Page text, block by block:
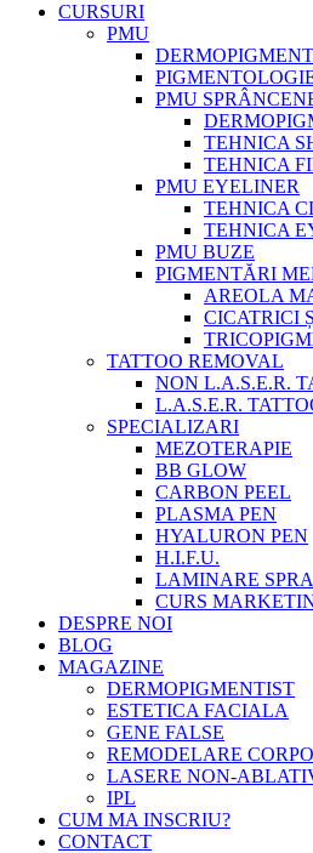
CURSURI
PMU
PMU
TEHNICA
TEHNICA
PMU EYELINER
TEHNICA
TEHNICA
PMU BUZE
PIGMENTĂRI
AREOLA
CICATRICI
TATTOO REMOVAL
NON L.A.S.E.R.
L.A.S.E.R.
SPECIALIZARI
MEZOTERAPIE
BB GLOW
CARBON PEEL
PLASMA PEN
HYALURON PEN
H.I.F.U.
LAMINARE
CURS
DESPRE NOI
BLOG
MAGAZINE
DERMOPIGMENTIST
ESTETICA FACIALA
GENE FALSE
REMODELARE
LASERE NON-
IPL
CUM MA INSCRIU?
CONTACT